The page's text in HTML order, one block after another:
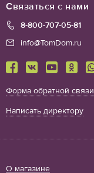
Связаться с нами
8-800-707-05-81
info@TomDom.ru
Форма обратной связи
Написать директору
О магазине